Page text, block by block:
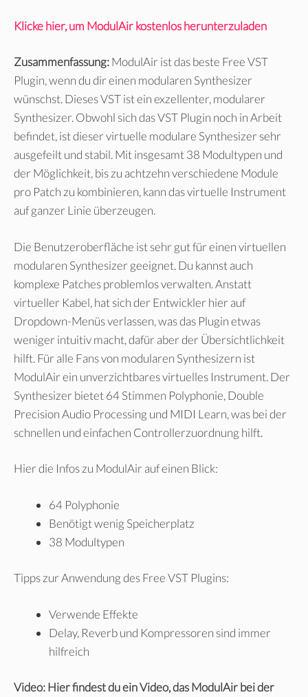
Klicke hier, um ModulAir kostenlos herunterzuladen
Zusammenfassung:ModulAir ist das beste Free VST
Plugin, wenn du dir einen modularen Synthesizer
wünschst. Dieses VST ist ein exzellenter, modularer
Synthesizer. Obwohl sich das VST Plugin noch in Arbeit
befindet, ist dieser virtuelle modulare Synthesizer sehr
ausgefeilt und stabil. Mit insgesamt 38 Modultypen und
der Möglichkeit, bis zu achtzehn verschiedene Module
pro Patch zu kombinieren, kann das virtuelle Instrument
auf ganzer Linie überzeugen.
Die Benutzeroberfläche ist sehr gut für einen virtuellen
modularen Synthesizer geeignet. Du kannst auch
komplexe Patches problemlos verwalten. Anstatt
virtueller Kabel, hat sich der Entwickler hier auf
Dropdown-Menüs verlassen, was das Plugin etwas
weniger intuitiv macht, dafür aber der Übersichtlichkeit
hilft. Für alle Fans von modularen Synthesizern ist
ModulAir ein unverzichtbares virtuelles Instrument. Der
Synthesizer bietet 64 Stimmen Polyphonie, Double
Precision Audio Processing und MIDI Learn, was bei der
schnellen und einfachen Controllerzuordnung hilft.
Hier die Infos zu ModulAir auf einen Blick:
64 Polyphonie
Benötigt wenig Speicherplatz
38 Modultypen
Tipps zur Anwendung des Free VST Plugins:
Verwende Effekte
Delay, Reverb und Kompressoren sind immer
hilfreich
Video: Hier findest du ein Video, das ModulAir bei der